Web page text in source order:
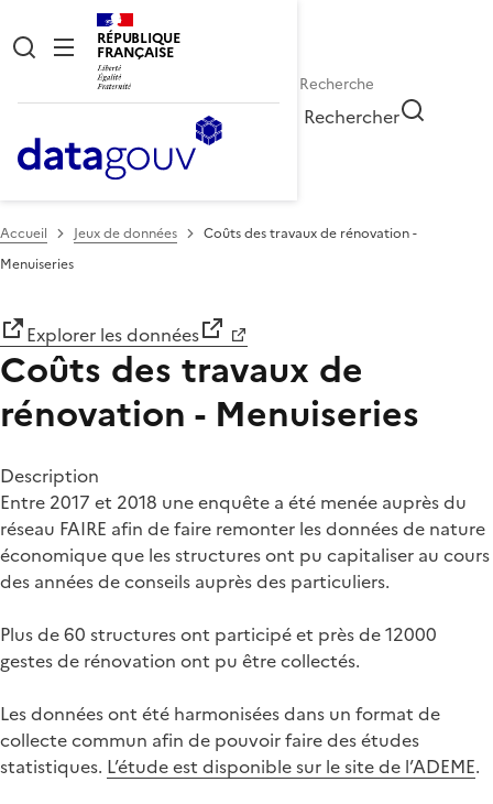
RÉPUBLIQUE
FRANÇAISE
Rechercher
Accueil Jeux de données
Coûts des travaux de rénovation -
Menuiseries
Explorer les données
Coûts des travaux de
rénovation - Menuiseries
Description
Entre 2017 et 2018 une enquête a été menée auprès du
réseau FAIRE afin de faire remonter les données de nature
économique que les structures ont pu capitaliser au cours
des années de conseils auprès des particuliers.
Plus de 60 structures ont participé et près de 12000
gestes de rénovation ont pu être collectés.
Les données ont été harmonisées dans un format de
collecte commun afin de pouvoir faire des études
statistiques. L’étude est disponible sur le site de l’ADEME.